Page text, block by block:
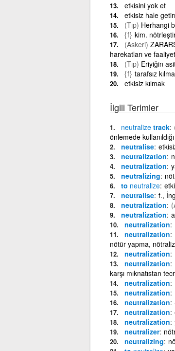
etkisini yok et
etkisiz hale
(Tıp) Herhangi
{f} kim.
(Askeri)
harekatları ve
(Tıp) Eriyiğin
{f} tarafsız
etkisiz kılmak
İlgili Terimler
neutralizetrack
önlemede
neutralise
neutralization
neutralization
neutralizing
to neutralize
neutralise f.,
neutralization
neutralization
neutralization
neutralization
nötür yapma,
neutralization
neutralization
karşı mıknatıstan
neutralization
neutralization
neutralization
neutralization
neutralization
neutralizer
neutralizing